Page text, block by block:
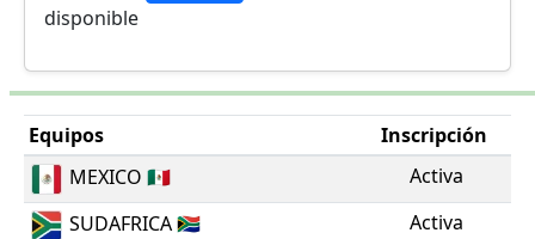
disponible
Equipos
Inscripción
MEXICO 🇲🇽
Activa
SUDAFRICA🇿🇦
Activa